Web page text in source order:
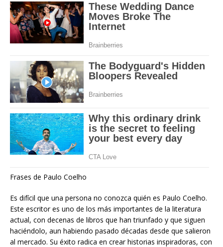
Frases de Paulo Coelho
Es difícil que una persona no conozca quién es Paulo Coelho.
Este escritor es uno de los más importantes de la literatura
actual, con decenas de libros que han triunfado y que siguen
haciéndolo, aun habiendo pasado décadas desde que salieron
al mercado. Su éxito radica en crear historias inspiradoras, con